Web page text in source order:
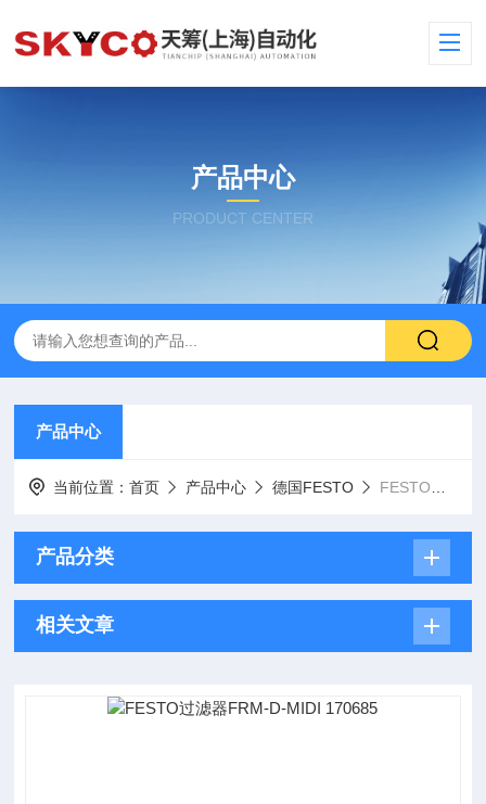
产品中心
PRODUCT CENTER
产品中心
当前位置：首页 产品中心 德国FESTO FESTO过滤器
产品分类
相关文章